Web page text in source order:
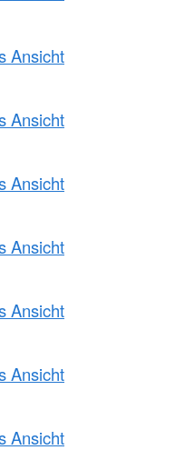
Ansicht
Ansicht
Ansicht
Ansicht
Ansicht
Ansicht
Ansicht